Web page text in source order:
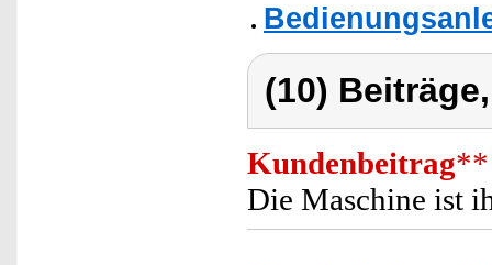
(10)
Kundenbeitrag**
Die Maschine ist